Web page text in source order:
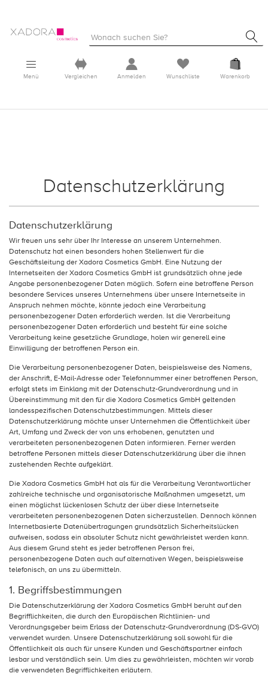
Menü Vergleichen Anmelden Wunschliste Warenkorb
Datenschutzerklärung
Datenschutzerklärung
Wir freuen uns sehr über Ihr Interesse an unserem Unternehmen.
Datenschutz hat einen besonders hohen Stellenwert für die
Geschäftsleitung der Xadora Cosmetics GmbH. Eine Nutzung der
Internetseiten der Xadora Cosmetics GmbH ist grundsätzlich ohne jede
Angabe personenbezogener Daten möglich. Sofern eine betroffene Person
besondere Services unseres Unternehmens über unsere Internetseite in
Anspruch nehmen möchte, könnte jedoch eine Verarbeitung
personenbezogener Daten erforderlich werden. Ist die Verarbeitung
personenbezogener Daten erforderlich und besteht für eine solche
Verarbeitung keine gesetzliche Grundlage, holen wir generell eine
Einwilligung der betroffenen Person ein.
Die Verarbeitung personenbezogener Daten, beispielsweise des Namens,
der Anschrift, E-Mail-Adresse oder Telefonnummer einer betroffenen Person,
erfolgt stets im Einklang mit der Datenschutz-Grundverordnung und in
Übereinstimmung mit den für die Xadora Cosmetics GmbH geltenden
landesspezifischen Datenschutzbestimmungen. Mittels dieser
Datenschutzerklärung möchte unser Unternehmen die Öffentlichkeit über
Art, Umfang und Zweck der von uns erhobenen, genutzten und
verarbeiteten personenbezogenen Daten informieren. Ferner werden
betroffene Personen mittels dieser Datenschutzerklärung über die ihnen
zustehenden Rechte aufgeklärt.
Die Xadora Cosmetics GmbH hat als für die Verarbeitung Verantwortlicher
zahlreiche technische und organisatorische Maßnahmen umgesetzt, um
einen möglichst lückenlosen Schutz der über diese Internetseite
verarbeiteten personenbezogenen Daten sicherzustellen. Dennoch können
Internetbasierte Datenübertragungen grundsätzlich Sicherheitslücken
aufweisen, sodass ein absoluter Schutz nicht gewährleistet werden kann.
Aus diesem Grund steht es jeder betroffenen Person frei,
personenbezogene Daten auch auf alternativen Wegen, beispielsweise
telefonisch, an uns zu übermitteln.
1. Begriffsbestimmungen
Die Datenschutzerklärung der Xadora Cosmetics GmbH beruht auf den
Begrifflichkeiten, die durch den Europäischen Richtlinien- und
Verordnungsgeber beim Erlass der Datenschutz-Grundverordnung (DS-GVO)
verwendet wurden. Unsere Datenschutzerklärung soll sowohl für die
Öffentlichkeit als auch für unsere Kunden und Geschäftspartner einfach
lesbar und verständlich sein. Um dies zu gewährleisten, möchten wir vorab
die verwendeten Begrifflichkeiten erläutern.